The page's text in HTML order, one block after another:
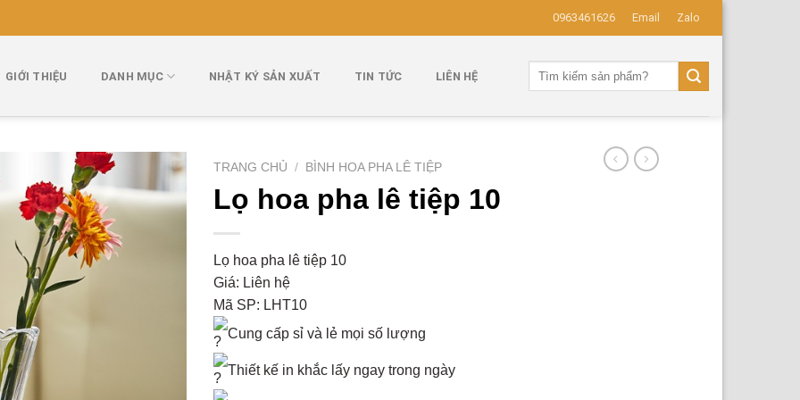
0963461626 Email Zalo
GIỚI THIỆU DANH MỤC NHẬT KÝ SẢN XUẤT TIN TỨC LIÊN HỆ
TRANG CHỦ / BÌNH HOA PHA LÊ TIỆP
Lọ hoa pha lê tiệp 10
Lọ hoa pha lê tiệp 10
Giá: Liên hệ
Mã SP: LHT10
Cung cấp sỉ và lẻ mọi số lượng
Thiết kế in khắc lấy ngay trong ngày